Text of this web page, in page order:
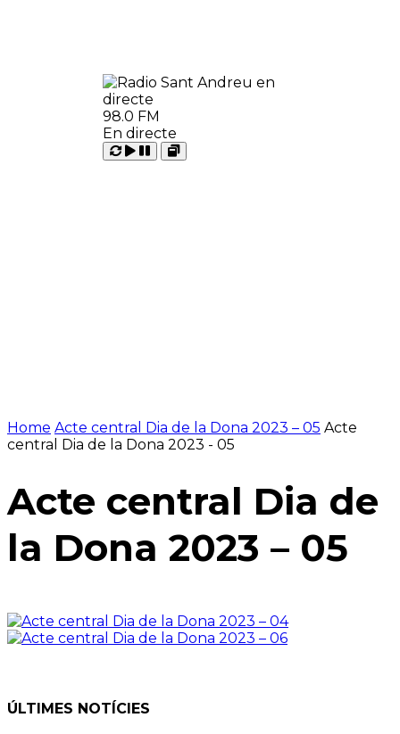
98.0 FM
En directe
Carregant
Reproduir
Pausar
Open
Home Acte central Dia de la Dona 2023 – 05 Acte
central Dia de la Dona 2023 - 05
Acte central Dia de
la Dona 2023 – 05
ÚLTIMES NOTÍCIES